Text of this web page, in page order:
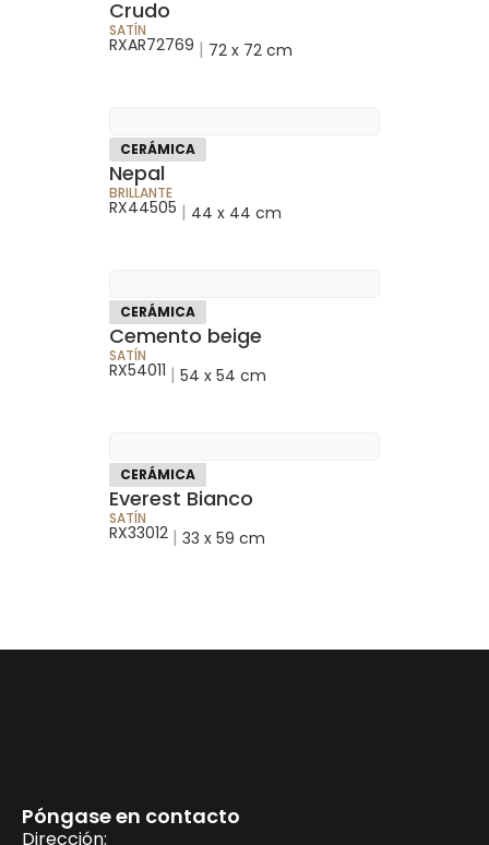
Crudo
SATÍN
RXAR72769 | 72 x 72 cm
CERÁMICA
Nepal
BRILLANTE
RX44505 | 44 x 44 cm
CERÁMICA
Cemento beige
SATÍN
RX54011 | 54 x 54 cm
CERÁMICA
Everest Bianco
SATÍN
RX33012 | 33 x 59 cm
Póngase en contacto
Dirección: